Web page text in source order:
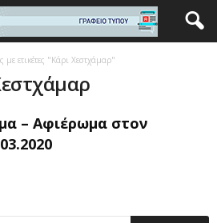
με ετικέτες "Κάρι Χεστχάμαρ"
– Αφιέρωμα στον